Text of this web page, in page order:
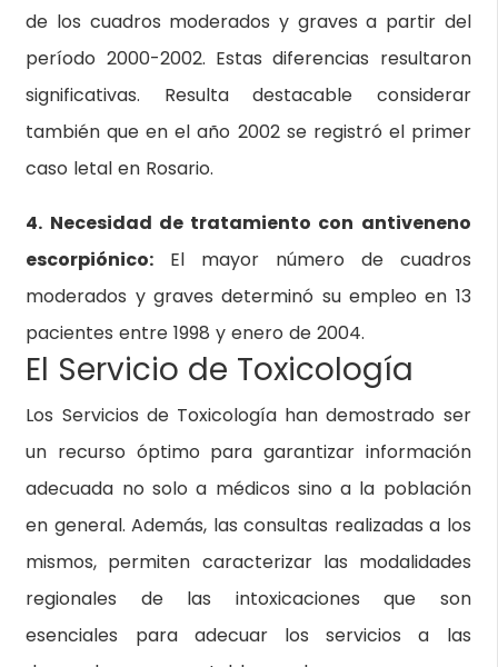
de los cuadros moderados y graves a partir del
período 2000-2002. Estas diferencias resultaron
significativas. Resulta destacable considerar
también que en el año 2002 se registró el primer
caso letal en Rosario.
4. Necesidad de tratamiento con antiveneno
escorpiónico: El mayor número de cuadros
moderados y graves determinó su empleo en 13
pacientes entre 1998 y enero de 2004.
El Servicio de Toxicología
Los Servicios de Toxicología han demostrado ser
un recurso óptimo para garantizar información
adecuada no solo a médicos sino a la población
en general. Además, las consultas realizadas a los
mismos, permiten caracterizar las modalidades
regionales de las intoxicaciones que son
esenciales para adecuar los servicios a las